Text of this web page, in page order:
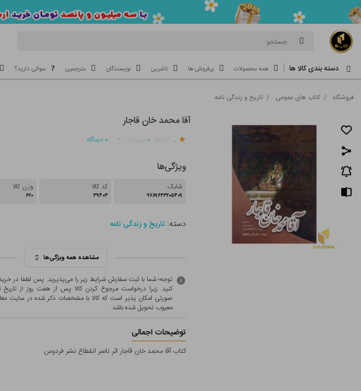
جستجو
دسته بندی کالا ها همه محصولات پرفروش ها ناشرین نویسندگان مترجمین سوالی دارید؟
فروشگاه / کتاب های عمومی / تاریخ و زندگی نامه
آقا محمد خان قاجار
. ۰ ۰ دیدگاه
ویژگی‌ها
شابک
۹۷۸۹۶۴۳۲۰۵۴۰۹
کد کالا
۳۹۴۰۳
وزن کالا
۶۲۰
دسته: تاریخ و زندگی نامه
مشاهده همه ویژگی‌ها
توجه؛ شما با ثبت سفارش شرایط زیر را می‌پذیرید. پس لطفا در
کنید. زیرا درخواست مرجوع کردن کالا پس از هفت روز از
صورتی امکان پذیر است که کالا با مشخصات ذکر شده در سایت
معيوب تحویل شده باشد.
توضیحات اجمالی
کتاب آقا محمد خان قاجار اثر ناصر انقطاع نشر فردوس